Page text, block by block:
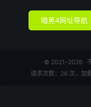
暗黑4网址导航
© 2021-2026
请求次数：26 次，加